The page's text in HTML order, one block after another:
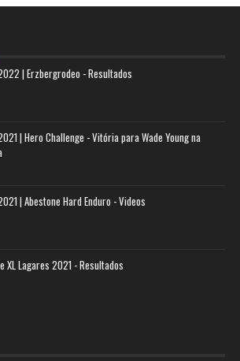
| Erzbergrodeo - Resultados
| Hero Challenge - Vitória para Wade Young na
| Abestone Hard Enduro - Videos
XL Lagares 2021 - Resultados